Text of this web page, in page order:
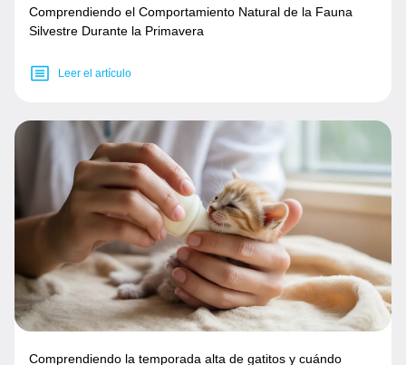
Comprendiendo el Comportamiento Natural de la Fauna
Silvestre Durante la Primavera
Leer el artículo
Comprendiendo la temporada alta de gatitos y cuándo